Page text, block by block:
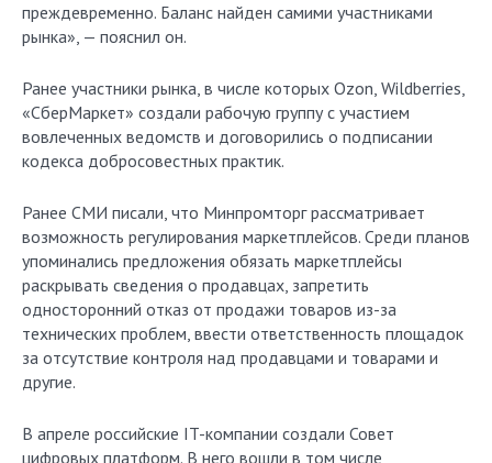
преждевременно. Баланс найден самими участниками
рынка», — пояснил он.
Ранее участники рынка, в числе которых Ozon, Wildberries,
«СберМаркет» создали рабочую группу с участием
вовлеченных ведомств и договорились о подписании
кодекса добросовестных практик.
Ранее СМИ писали, что Минпромторг рассматривает
возможность регулирования маркетплейсов. Среди планов
упоминались предложения обязать маркетплейсы
раскрывать сведения о продавцах, запретить
односторонний отказ от продажи товаров из-за
технических проблем, ввести ответственность площадок
за отсутствие контроля над продавцами и товарами и
другие.
В апреле российские IT-компании создали Совет
цифровых платформ. В него вошли в том числе